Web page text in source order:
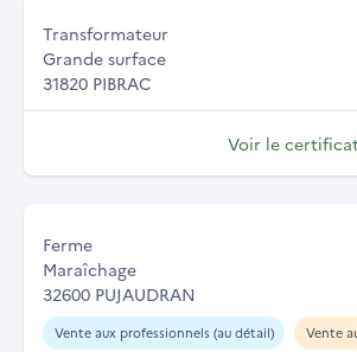
Transformateur
Grande surface
31820 PIBRAC
Voir le
Ferme
Maraîchage
32600 PUJAUDRAN
Vente aux professionnels (au détail) Vente